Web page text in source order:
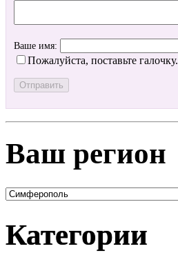
Ваше имя:
Пожалуйста, поставьте галочку.
Ваш регион
Категории